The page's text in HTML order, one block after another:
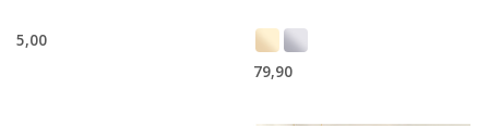
5,00
79,90